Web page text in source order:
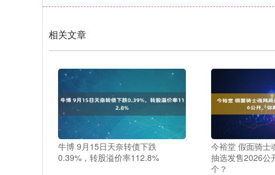
相关文章
牛博 9月15日天奈转债下跌
0.39%，转股溢价率112.8%
今裕堂 假面骑士
抽选发售2026公
个？